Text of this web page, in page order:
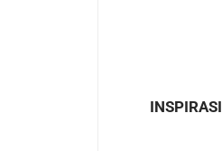
INSPIRASI